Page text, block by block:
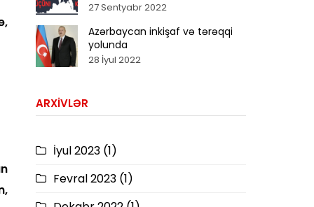
27 Sentyabr 2022
Azərbaycan inkişaf və tərəqqi
yolunda
28 İyul 2022
ARXIVLƏR
İyul 2023 (1)
Fevral 2023 (1)